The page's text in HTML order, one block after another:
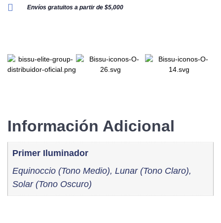
Envíos gratuitos a partir de $5,000
Información Adicional
Primer Iluminador
Equinoccio (Tono Medio), Lunar (Tono Claro),
Solar (Tono Oscuro)